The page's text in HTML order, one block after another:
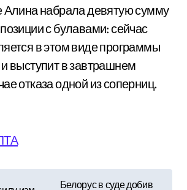
Алина набрала девятую сумму
с булавами: сейчас
в этом виде программы
выступит в завтрашнем
отказа одной из соперниц.
Белорус в суде добив